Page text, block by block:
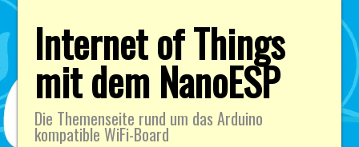
Internet of Things
mit dem NanoESP
Die Themenseite rund um das Arduino
kompatible WiFi-Board